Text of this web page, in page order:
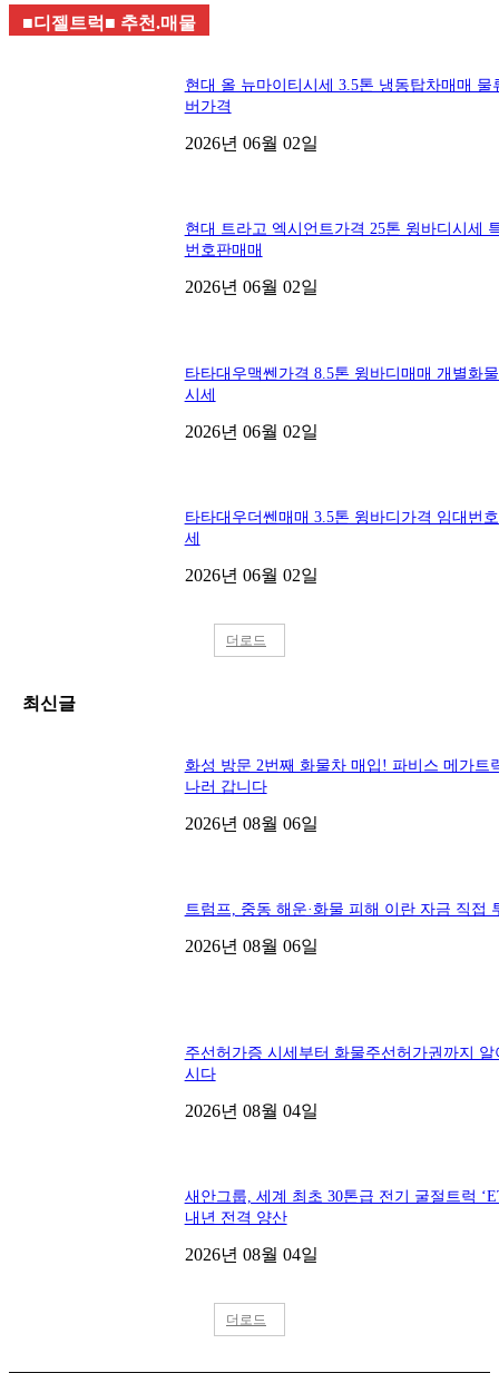
■디젤트럭■ 추천.매물
현대 올 뉴마이티시세 3.5톤 냉동탑차매매 물
버가격
2026년 06월 02일
현대 트라고 엑시언트가격 25톤 윙바디시세
번호판매매
2026년 06월 02일
타타대우맥쎈가격 8.5톤 윙바디매매 개별화
시세
2026년 06월 02일
타타대우더쎈매매 3.5톤 윙바디가격 임대번
세
2026년 06월 02일
더로드
최신글
화성 방문 2번째 화물차 매입! 파비스 메가트
나러 갑니다
2026년 08월 06일
트럼프, 중동 해운·화물 피해 이란 자금 직접
2026년 08월 06일
주선허가증 시세부터 화물주선허가권까지 알
시다
2026년 08월 04일
새안그룹, 세계 최초 30톤급 전기 굴절트럭
내년 전격 양산
2026년 08월 04일
더로드